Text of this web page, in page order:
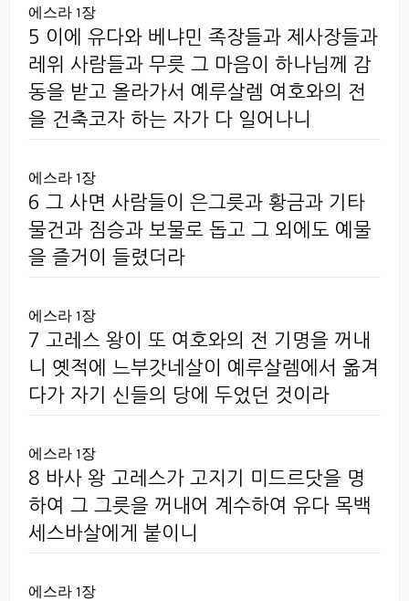
에스라 1장
5 이에 유다와 베냐민 족장들과 제사장들과
레위 사람들과 무릇 그 마음이 하나님께 감
동을 받고 올라가서 예루살렘 여호와의 전
을 건축코자 하는 자가 다 일어나니
에스라 1장
6 그 사면 사람들이 은그릇과 황금과 기타
물건과 짐승과 보물로 돕고 그 외에도 예물
을 즐거이 들렸더라
에스라 1장
7 고레스 왕이 또 여호와의 전 기명을 꺼내
니 옛적에 느부갓네살이 예루살렘에서 옮겨
다가 자기 신들의 당에 두었던 것이라
에스라 1장
8 바사 왕 고레스가 고지기 미드르닷을 명
하여 그 그릇을 꺼내어 계수하여 유다 목백
세스바살에게 붙이니
에스라 1장